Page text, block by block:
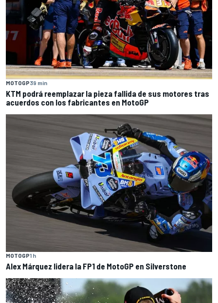
MOTOGP39 min
KTM podrá reemplazar la pieza fallida de sus motores tras
acuerdos con los fabricantes en MotoGP
MOTOGP1 h
Alex Márquez lidera la FP1 de MotoGP en Silverstone